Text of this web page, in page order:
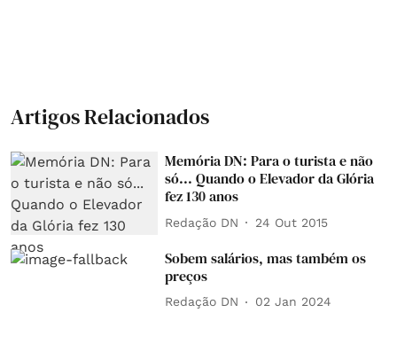
Artigos Relacionados
Memória DN: Para o turista e não
só... Quando o Elevador da Glória
fez 130 anos
Redação DN 24 Out 2015
Sobem salários, mas também os
preços
Redação DN 02 Jan 2024